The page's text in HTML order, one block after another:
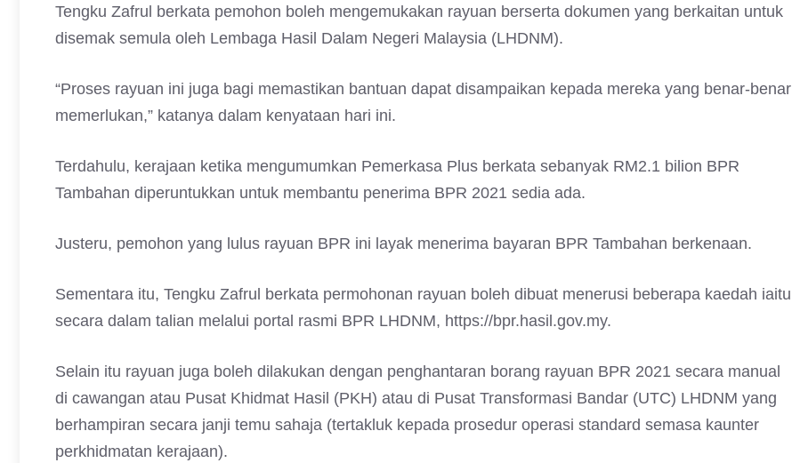
Tengku Zafrul berkata pemohon boleh mengemukakan rayuan berserta dokumen yang berkaitan untuk
disemak semula oleh Lembaga Hasil Dalam Negeri Malaysia (LHDNM).
“Proses rayuan ini juga bagi memastikan bantuan dapat disampaikan kepada mereka yang benar-benar
memerlukan,” katanya dalam kenyataan hari ini.
Terdahulu, kerajaan ketika mengumumkan Pemerkasa Plus berkata sebanyak RM2.1 bilion BPR
Tambahan diperuntukkan untuk membantu penerima BPR 2021 sedia ada.
Justeru, pemohon yang lulus rayuan BPR ini layak menerima bayaran BPR Tambahan berkenaan.
Sementara itu, Tengku Zafrul berkata permohonan rayuan boleh dibuat menerusi beberapa kaedah iaitu
secara dalam talian melalui portal rasmi BPR LHDNM, https://bpr.hasil.gov.my.
Selain itu rayuan juga boleh dilakukan dengan penghantaran borang rayuan BPR 2021 secara manual
di cawangan atau Pusat Khidmat Hasil (PKH) atau di Pusat Transformasi Bandar (UTC) LHDNM yang
berhampiran secara janji temu sahaja (tertakluk kepada prosedur operasi standard semasa kaunter
perkhidmatan kerajaan).